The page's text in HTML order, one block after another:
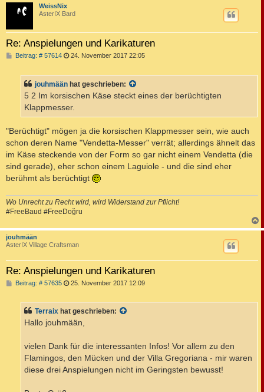
WeissNix
AsterIX Bard
Re: Anspielungen und Karikaturen
Beitrag: # 57614B
r
a
24. November 2017 22:05
jouhmään hat geschrieben:
5 2 Im korsischen Käse steckt eines der berüchtigten
Klappmesser.
"Berüchtigt" mögen ja die korsischen Klappmesser sein, wie auch
schon deren Name "Vendetta-Messer" verrät; allerdings ähnelt das
im Käse steckende von der Form so gar nicht einem Vendetta (die
sind gerade), eher schon einem Laguiole - und die sind eher
berühmt als berüchtigt
Wo Unrecht zu Recht wird, wird Widerstand zur Pflicht!
#FreeBaud #FreeDoğru
a
jouhmään
AsterIX Village Craftsman
Re: Anspielungen und Karikaturen
Beitrag: # 57635B
r
a
25. November 2017 12:09
Terraix hat geschrieben:
Hallo jouhmään,
vielen Dank für die interessanten Infos! Vor allem zu den
Flamingos, den Mücken und der Villa Gregoriana - mir waren
diese drei Anspielungen nicht im Geringsten bewusst!